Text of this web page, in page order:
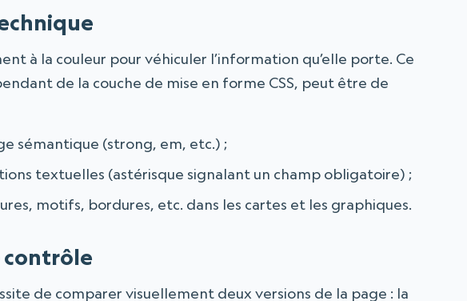
à la couleur pour véhiculer l’information qu’elle porte. Ce
de la couche de mise en forme CSS, peut être de
sémantique (strong, em, etc.) ;
textuelles (astérisque signalant un champ obligatoire) ;
motifs, bordures, etc. dans les cartes et les graphiques.
de comparer visuellement deux versions de la page : la